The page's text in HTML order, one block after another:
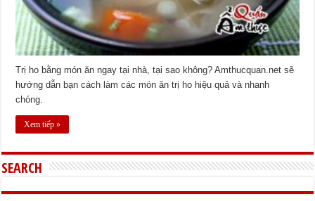
Trị ho bằng món ăn ngay tại nhà, tại sao không? Amthucquan.net sẽ
hướng dẫn bạn cách làm các món ăn trị ho hiệu quả và nhanh
chóng.
Xem tiếp »
SEARCH